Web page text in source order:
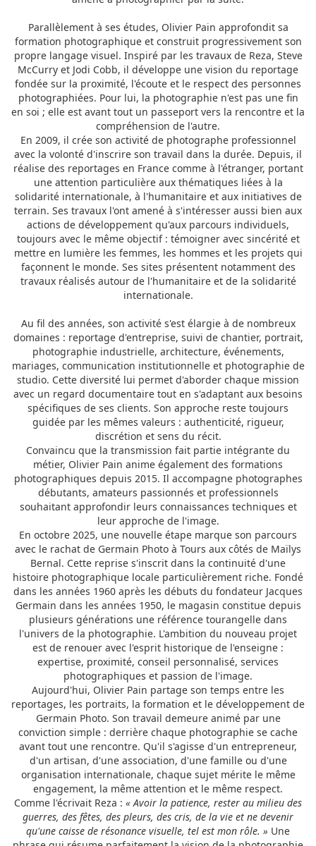
Parallèlement à ses études, Olivier Pain approfondit sa
formation photographique et construit progressivement son
propre langage visuel. Inspiré par les travaux de Reza, Steve
McCurry et Jodi Cobb, il développe une vision du reportage
fondée sur la proximité, l'écoute et le respect des personnes
photographiées. Pour lui, la photographie n'est pas une fin
en soi ; elle est avant tout un passeport vers la rencontre et la
compréhension de l'autre.
En 2009, il crée son activité de photographe professionnel
avec la volonté d'inscrire son travail dans la durée. Depuis, il
réalise des reportages en France comme à l'étranger, portant
une attention particulière aux thématiques liées à la
solidarité internationale, à l'humanitaire et aux initiatives de
terrain. Ses travaux l'ont amené à s'intéresser aussi bien aux
actions de développement qu'aux parcours individuels,
toujours avec le même objectif : témoigner avec sincérité et
mettre en lumière les femmes, les hommes et les projets qui
façonnent le monde. Ses sites présentent notamment des
travaux réalisés autour de l'humanitaire et de la solidarité
internationale.
Au fil des années, son activité s'est élargie à de nombreux
domaines : reportage d'entreprise, suivi de chantier, portrait,
photographie industrielle, architecture, événements,
mariages, communication institutionnelle et photographie de
studio. Cette diversité lui permet d'aborder chaque mission
avec un regard documentaire tout en s'adaptant aux besoins
spécifiques de ses clients. Son approche reste toujours
guidée par les mêmes valeurs : authenticité, rigueur,
discrétion et sens du récit.
Convaincu que la transmission fait partie intégrante du
métier, Olivier Pain anime également des formations
photographiques depuis 2015. Il accompagne photographes
débutants, amateurs passionnés et professionnels
souhaitant approfondir leurs connaissances techniques et
leur approche de l'image.
En octobre 2025, une nouvelle étape marque son parcours
avec le rachat de Germain Photo à Tours aux côtés de Maïlys
Bernal. Cette reprise s'inscrit dans la continuité d'une
histoire photographique locale particulièrement riche. Fondé
dans les années 1960 après les débuts du fondateur Jacques
Germain dans les années 1950, le magasin constitue depuis
plusieurs générations une référence tourangelle dans
l'univers de la photographie. L'ambition du nouveau projet
est de renouer avec l'esprit historique de l'enseigne :
expertise, proximité, conseil personnalisé, services
photographiques et passion de l'image.
Aujourd'hui, Olivier Pain partage son temps entre les
reportages, les portraits, la formation et le développement de
Germain Photo. Son travail demeure animé par une
conviction simple : derrière chaque photographie se cache
avant tout une rencontre. Qu'il s'agisse d'un entrepreneur,
d'un artisan, d'une association, d'une famille ou d'une
organisation internationale, chaque sujet mérite le même
engagement, la même attention et le même respect.
Comme l'écrivait Reza : « Avoir la patience, rester au milieu des
guerres, des fêtes, des pleurs, des cris, de la vie et ne devenir
qu'une caisse de résonance visuelle, tel est mon rôle. » Une